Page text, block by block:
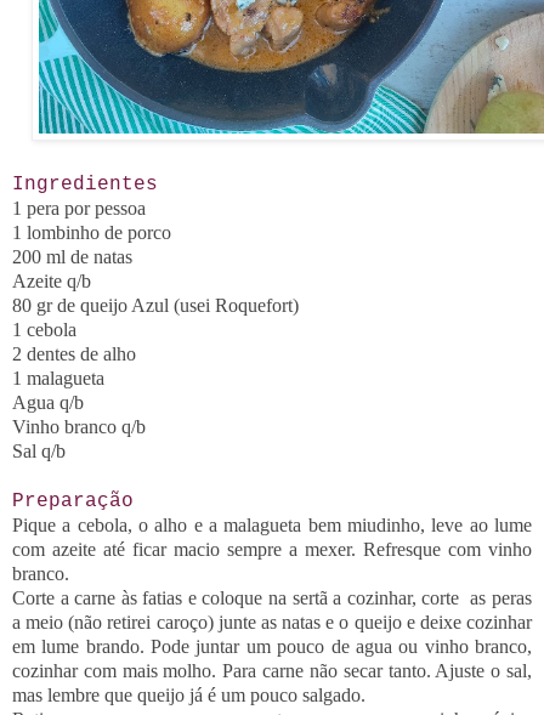
Ingredientes
1 pera por pessoa
1 lombinho de porco
200 ml de natas
Azeite q/b
80 gr de queijo Azul (usei Roquefort)
1 cebola
2 dentes de alho
1 malagueta
Agua q/b
Vinho branco q/b
Sal q/b
Preparação
Pique a cebola, o alho e a malagueta bem miudinho, leve ao lume
com azeite até ficar macio sempre a mexer. Refresque com vinho
branco.
Corte a carne às fatias e coloque na sertã a cozinhar, corte as peras
a meio (não retirei caroço) junte as natas e o queijo e deixe cozinhar
em lume brando. Pode juntar um pouco de agua ou vinho branco,
cozinhar com mais molho. Para carne não secar tanto. Ajuste o sal,
mas lembre que queijo já é um pouco salgado.